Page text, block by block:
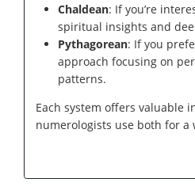
Chaldean: If you’re
spiritual insights and
Pythagorean: If you
approach focusing on
patterns.
Each system offers valuable
numerologists use both for a